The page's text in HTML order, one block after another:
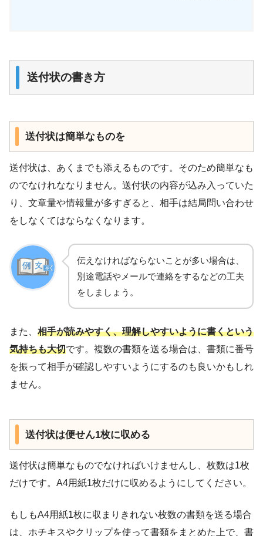
送付状の書き方
送付状は簡単なものを
送付状は、あくまでも添えるものです。そのため簡単なも
のでなけれななりません。送付状の内容が込み入っていた
り、文章量や情報量が多すぎると、相手は結局問い合わせ
をしなくてはならなくなります。
伝えなければならないことが多い場合は、
別途電話やメールで連絡をするなどの工夫
をしましょう。
また、 相手が読みやすく、理解しやすいように書くという
気持ちも大切です。複数の書類を送る場合は、書類に番号
を振って相手が確認しやすいようにするのも良いかもしれ
ません。
送付状は便せん1枚に収める
送付状は簡単なものでなければいけませんし、枚数は1枚
だけです。A4用紙1枚だけに収めるようにしてください。
もしもA4用紙1枚に収まりきれない枚数の書類を送る場合
は、ホチキスやクリップを使って書類をまとめた上で、書